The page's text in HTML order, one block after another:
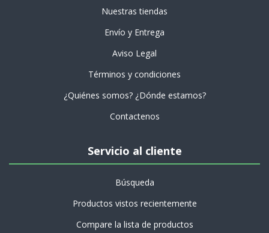
Nuestras tiendas
Envío y Entrega
Aviso Legal
Términos y condiciones
¿Quiénes somos? ¿Dónde estamos?
Contactenos
Servicio al cliente
Búsqueda
Productos vistos recientemente
Compare la lista de productos